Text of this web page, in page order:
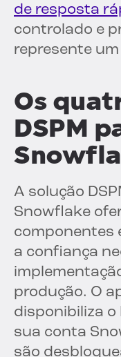
de resposta
controlado e
represente
Os
DSPM
A solução
Snowflake
componentes
a confiança
produção. O
disponibiliza o
sua conta
são